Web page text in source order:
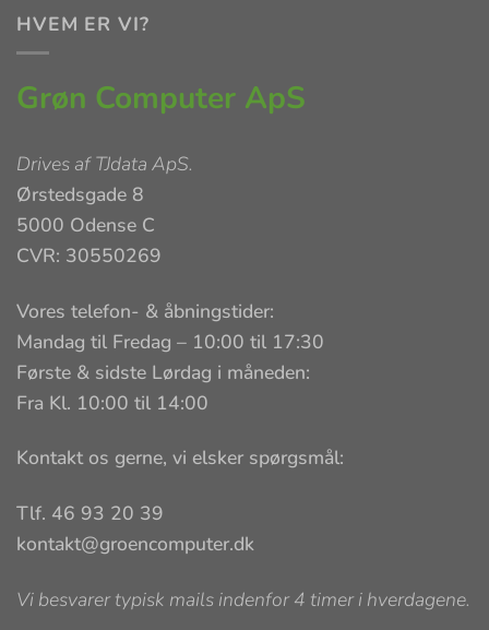
HVEM ER VI?
Grøn Computer ApS
Drives afTJdata ApS.
Ørstedsgade 8
5000 Odense C
CVR: 30550269
Vores telefon- & åbningstider:
Mandag til Fredag – 10:00 til 17:30
Første & sidste Lørdag i måneden:
Fra Kl. 10:00 til 14:00
Kontakt os gerne, vi elsker spørgsmål:
Tlf. 46 93 20 39
kontakt@groencomputer.dk
Vi besvarer typisk mails indenfor 4 timer i hverdagene.